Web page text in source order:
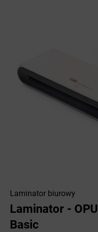
Laminator biurowy
Laminator -
Basic